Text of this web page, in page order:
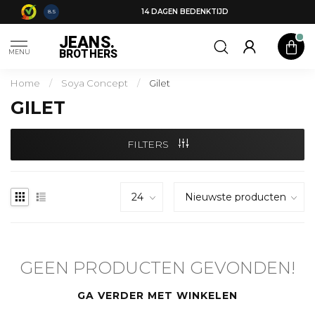
8.5 14 DAGEN BEDENKTIJD
MENU JEANS.
BROTHERS
Home / Soya Concept / Gilet
GILET
FILTERS
GEEN PRODUCTEN GEVONDEN!
GA VERDER MET WINKELEN